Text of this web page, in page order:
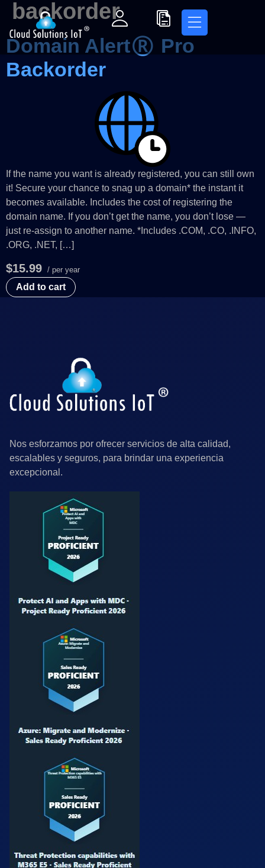
backorder
Domain Alert® Pro
Backorder
If the name you want is already registered, you can still own
it! Secure your chance to snag up a domain* the instant it
becomes available. Includes the cost of registering the
domain name. If you don’t get the name, you don’t lose —
just re-assign to another name. *Includes .COM, .CO, .INFO,
.ORG, .NET, […]
$15.99 / per year
Add to cart
Nos esforzamos por ofrecer servicios de alta calidad,
escalables y seguros, para brindar una experiencia
excepcional.